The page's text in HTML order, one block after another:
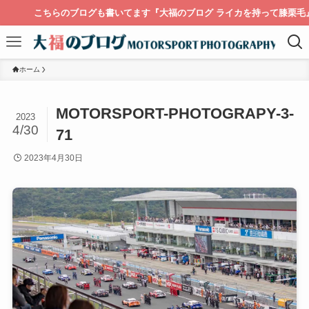
こちらのブログも書いてます『大福のブログ ライカを持って膝栗毛』
ホーム
MOTORSPORT-PHOTOGRAPY-3-
71
2023
4/30
2023年4月30日